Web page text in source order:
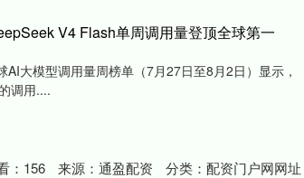
V4 Flash单周调用量登顶全球第一
大模型调用量周榜单（7月27日至8月2日）显示，
调用....
： 156 来源： 通盈配资 分类： 配资门户网网址